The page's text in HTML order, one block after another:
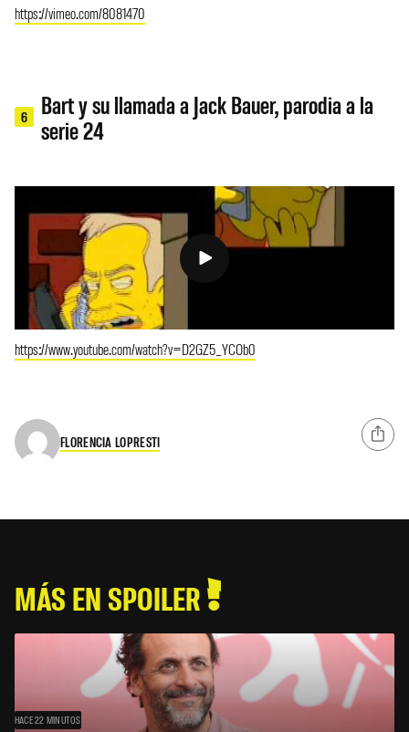
https://vimeo.com/8081470
6
Bart y su llamada a Jack Bauer, parodia a la
serie 24
https://www.youtube.com/watch?v=D2GZ5_YCOb0
FLORENCIA LOPRESTI
MÁS EN SPOILER
HACE 22 MINUTOS